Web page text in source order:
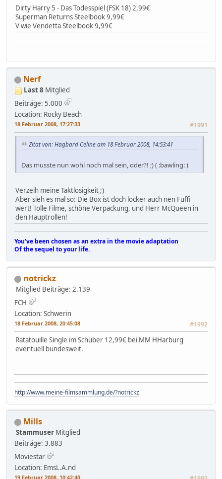
Dirty Harry 5 - Das Todesspiel (FSK 18) 2,99€
Superman Returns Steelbook 9,99€
V wie Vendetta Steelbook 9,99€
Nerf
Last 8 Mitglied
Beiträge: 5.000
Location: Rocky Beach
18 Februar 2008, 17:27:33 #1991
Zitat von: Hagbard Celine am 18 Februar 2008, 14:53:41
Das musste nun wohl noch mal sein, oder?! ;) ( :bawling: )
Verzeih meine Taktlosigkeit ;)
Aber sieh es mal so: Die Box ist doch locker auch nen Fuffi
wert! Tolle Filme, schöne Verpackung, und Herr McQueen in
den Hauptrollen!
You've been chosen as an extra in the movie adaptation
Of the sequel to your life.
notrickz
Mitglied Beiträge: 2.139
FCH
Location: Schwerin
18 Februar 2008, 20:45:08 #1992
Ratatouille Single im Schuber 12,99€ bei MM HHarburg
eventuell bundesweit.
http://www.meine-filmsammlung.de/?notrickz
Mills
Stammuser Mitglied
Beiträge: 3.883
Moviestar
Location: EmsL.A.nd
19 Februar 2008, 10:42:40